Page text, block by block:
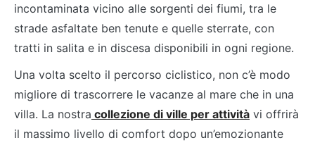
incontaminata vicino alle sorgenti dei fiumi, tra le
strade asfaltate ben tenute e quelle sterrate, con
tratti in salita e in discesa disponibili in ogni regione.
Una volta scelto il percorso ciclistico, non c’è modo
migliore di trascorrere le vacanze al mare che in una
villa. La nostra collezione di ville per attività vi offrirà
il massimo livello di comfort dopo un’emozionante